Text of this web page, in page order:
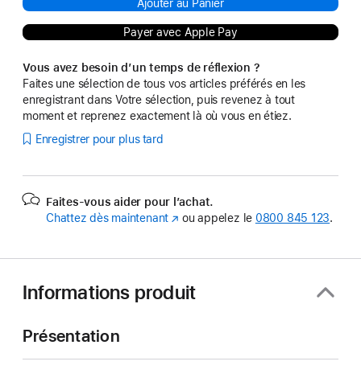
Ajouter au Panier
Payer avec Apple Pay
Vous avez besoin d’un temps de réflexion ?
Faites une sélection de tous vos articles préférés en les
enregistrant dans Votre sélection, puis revenez à tout
moment et reprenez exactement là où vous en étiez.
Enregistrer pour plus tard
Faites-vous aider pour l’achat.
Chattez dès maintenant (s’ouvre
ou appelez le 0800 845 123.
Informations produit
Présentation